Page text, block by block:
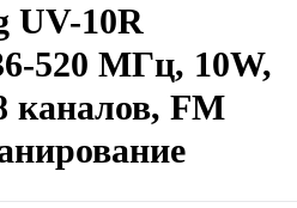
UV-10R
520 МГц, 10W,
каналов, FM